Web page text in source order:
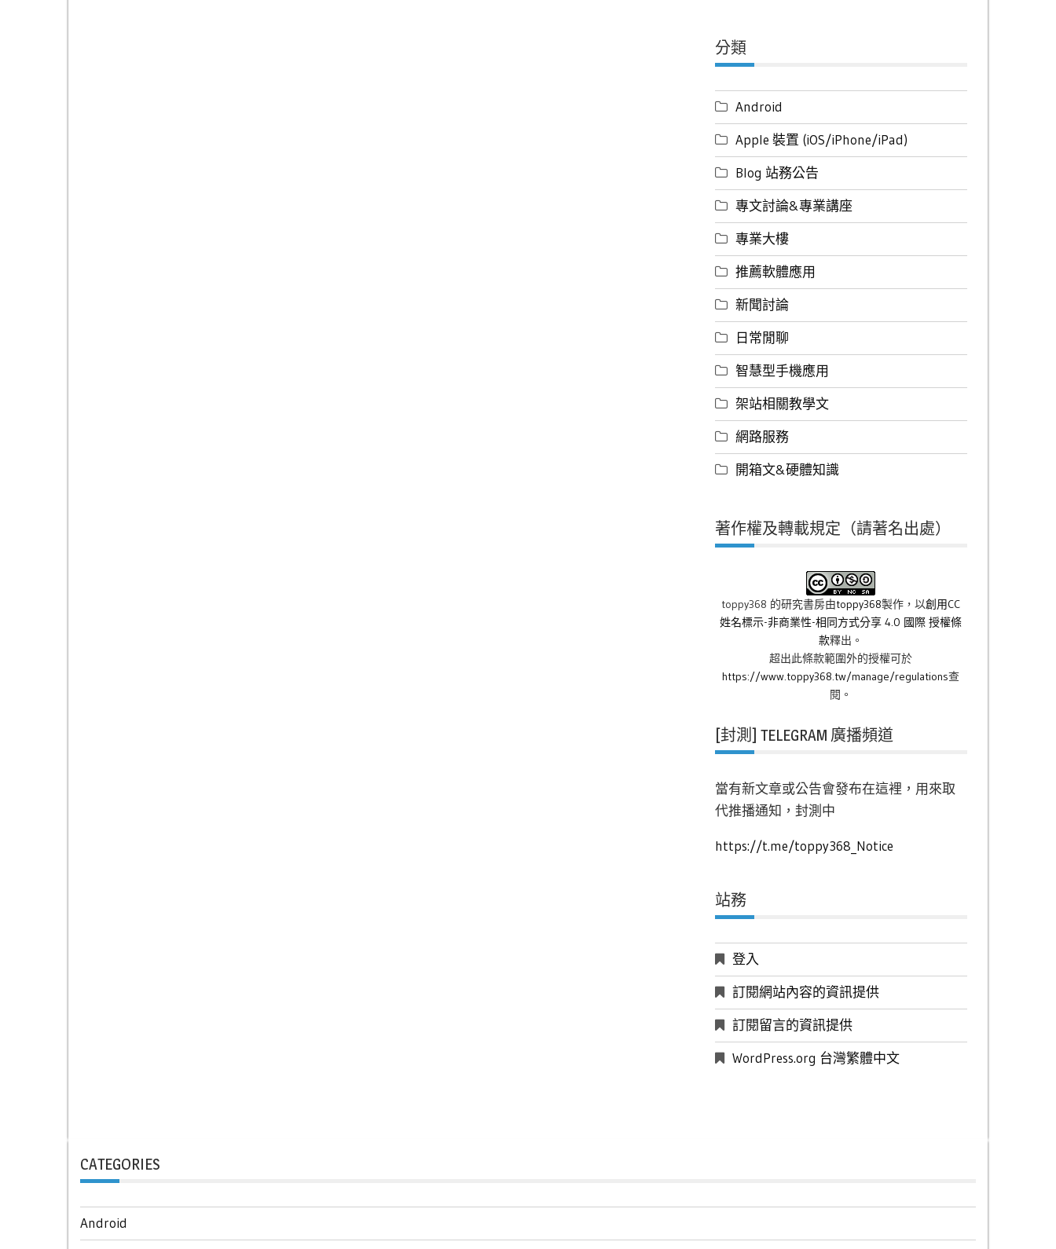
分類
Android
Apple 裝置 (iOS/iPhone/iPad)
Blog 站務公告
專文討論&專業講座
專業大樓
推薦軟體應用
新聞討論
日常閒聊
智慧型手機應用
架站相關教學文
網路服務
開箱文&硬體知識
著作權及轉載規定（請著名出處）
toppy368 的研究書房由toppy368製作，以創用CC
姓名標示-非商業性-相同方式分享 4.0 國際 授權條
款釋出。
超出此條款範圍外的授權可於
https://www.toppy368.tw/manage/regulations查
閱。
[封測] TELEGRAM 廣播頻道
當有新文章或公告會發布在這裡，用來取
代推播通知，封測中
https://t.me/toppy368_Notice
站務
登入
訂閱網站內容的資訊提供
訂閱留言的資訊提供
WordPress.org 台灣繁體中文
CATEGORIES
Android